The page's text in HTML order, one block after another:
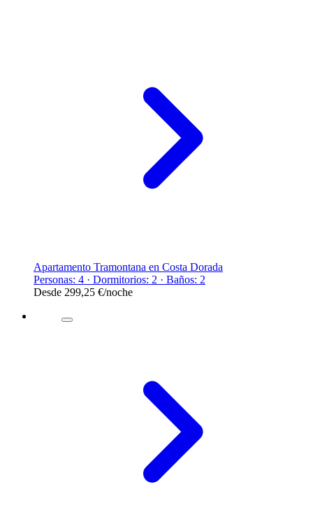
Apartamento Tramontana en Costa Dorada
Personas: 4 · Dormitorios: 2 · Baños: 2
Desde 299,25 €/noche